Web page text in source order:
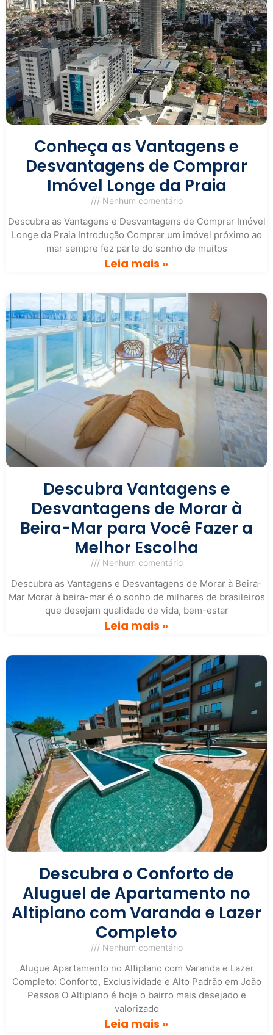
Conheça as Vantagens e
Desvantagens de Comprar
Imóvel Longe da Praia
Nenhum comentário
Descubra as Vantagens e Desvantagens de Comprar Imóvel
Longe da Praia Introdução Comprar um imóvel próximo ao
mar sempre fez parte do sonho de muitos
Leia mais »
Descubra Vantagens e
Desvantagens de Morar à
Beira-Mar para Você Fazer a
Melhor Escolha
Nenhum comentário
Descubra as Vantagens e Desvantagens de Morar à Beira-
Mar Morar à beira-mar é o sonho de milhares de brasileiros
que desejam qualidade de vida, bem-estar
Leia mais »
Descubra o Conforto de
Aluguel de Apartamento no
Altiplano com Varanda e Lazer
Completo
Nenhum comentário
Alugue Apartamento no Altiplano com Varanda e Lazer
Completo: Conforto, Exclusividade e Alto Padrão em João
Pessoa O Altiplano é hoje o bairro mais desejado e
valorizado
Leia mais »